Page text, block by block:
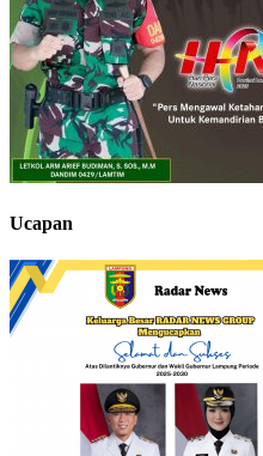
Ucapan